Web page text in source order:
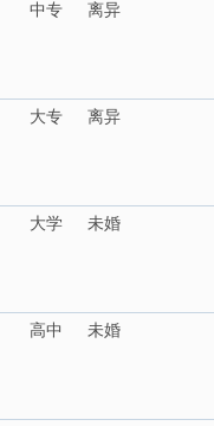
中专
离异
大专
离异
大学
未婚
高中
未婚